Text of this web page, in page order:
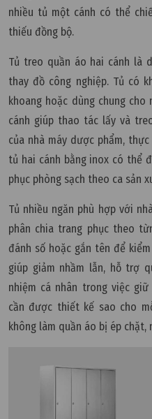
nhiều tủ một cánh có thể
thiếu đồng bộ.
Tủ treo quần áo hai cánh là
thay đồ công nghiệp. Tủ có
khoang hoặc dùng chung
cánh giúp thao tác lấy và
của nhà máy dược phẩm,
tủ hai cánh bằng inox có thể
phục phòng sạch theo ca sản
Tủ nhiều ngăn phù hợp với
phân chia trang phục theo
đánh số hoặc gắn tên để
giúp giảm nhầm lẫn, hỗ trợ
nhiệm cá nhân trong việc
cần được thiết kế sao cho
không làm quần áo bị ép chặt,